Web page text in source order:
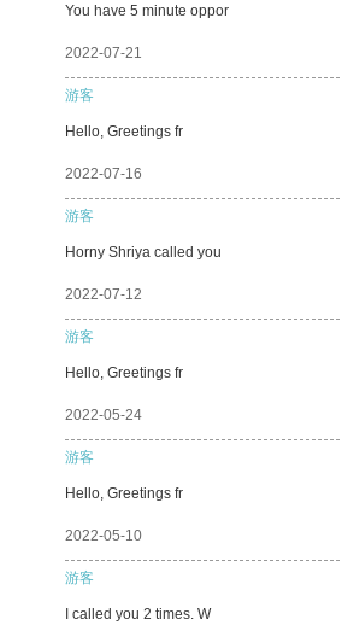
You have 5 minute oppor
2022-07-21
游客
Hello, Greetings fr
2022-07-16
游客
Horny Shriya called you
2022-07-12
游客
Hello, Greetings fr
2022-05-24
游客
Hello, Greetings fr
2022-05-10
游客
I called you 2 times. W